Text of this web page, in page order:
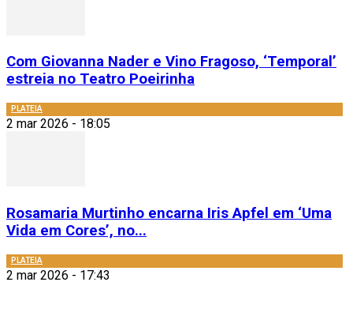
Com Giovanna Nader e Vino Fragoso, ‘Temporal’
estreia no Teatro Poeirinha
PLATEIA
2 mar 2026 - 18:05
Rosamaria Murtinho encarna Iris Apfel em ‘Uma
Vida em Cores’, no...
PLATEIA
2 mar 2026 - 17:43